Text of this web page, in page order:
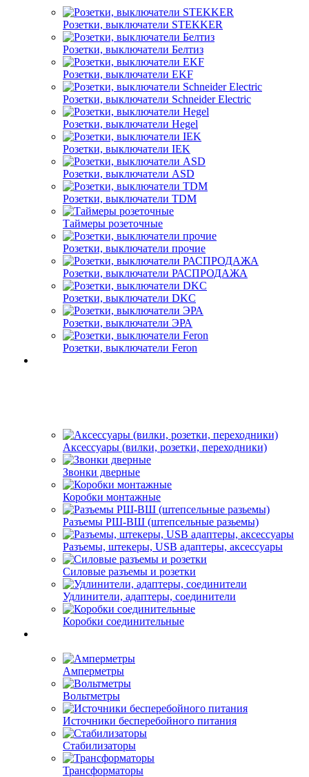
Розетки, выключатели STEKKER
Розетки, выключатели Белтиз
Розетки, выключатели EKF
Розетки, выключатели Schneider Electric
Розетки, выключатели Hegel
Розетки, выключатели IEK
Розетки, выключатели ASD
Розетки, выключатели TDM
Таймеры розеточные
Розетки, выключатели прочие
Розетки, выключатели РАСПРОДАЖА
Розетки, выключатели DKC
Розетки, выключатели ЭРА
Розетки, выключатели Feron
Аксессуары (вилки, розетки, переходники)
Звонки дверные
Коробки монтажные
Разъемы РШ-ВШ (штепсельные разьемы)
Разъемы, штекеры, USB адаптеры, аксессуары
Силовые разъемы и розетки
Удлинители, адаптеры, соединители
Коробки соединительные
Амперметры
Вольтметры
Источники бесперебойного питания
Стабилизаторы
Трансформаторы